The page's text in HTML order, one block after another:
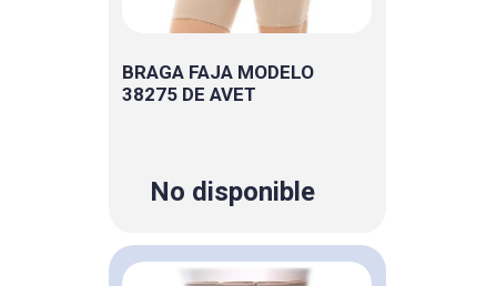
BRAGA FAJA MODELO
38275 DE AVET
No disponible